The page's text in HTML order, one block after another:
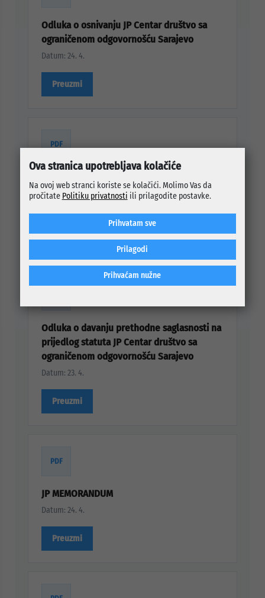
Odluka o osnivanju JP Centar društvo sa
ograničenom odgovornošću Sarajevo
Datum: 24. 4.
Preuzmi
PDF
2026. godinu
Preuzmi
Odluka o davanju prethodne saglasnosti na
prijedlog statuta JP Centar društvo sa
ograničenom odgovornošću Sarajevo
Datum: 23. 4.
Preuzmi
PDF
JP MEMORANDUM
Datum: 24. 4.
Preuzmi
Ova stranica upotrebljava kolačiće
Na ovoj web stranci koriste se kolačići. Molimo Vas da
pročitate Politiku privatnosti ili prilagodite postavke.
Prihvaćam nužne
Prilagodi
Prihvatam sve